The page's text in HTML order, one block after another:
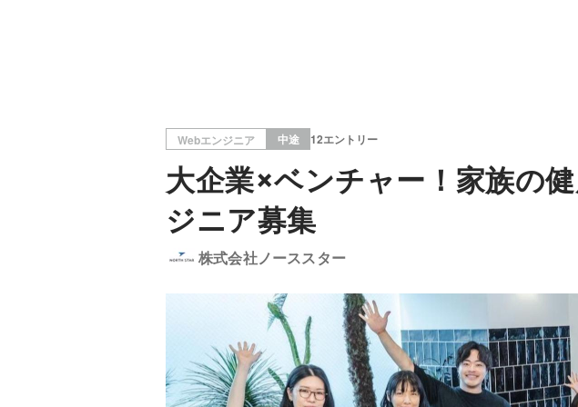
Webエンジニア 中途 12エントリー
大企業×ベンチャー！家族の
ジニア募集
株式会社ノーススター